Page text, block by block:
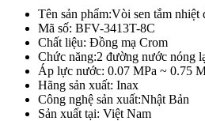
Tên sản phẩm:Vòi sen tắm nhiệt
Mã số: BFV-3413T-8C
Chất liệu: Đồng mạ Crom
Chức năng:2 đường nước nóng
Áp lực nước: 0.07 MPa ~ 0.75
Hãng sản xuất: Inax
Công nghệ sản xuất:Nhật Bản
Sản xuất tại: Việt Nam